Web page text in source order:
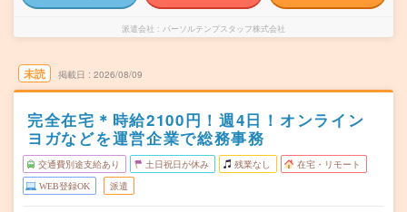
派遣会社 パーソルテンプスタッフ株式会社
未読 掲載日 2026/08/09
完全在宅＊時給2100円！週4日！オンライン
ヨガなどを運営企業で総務事務
交通費別途支給あり 土日祝日が休み 残業なし 在宅・リモート
WEB登録OK 派遣